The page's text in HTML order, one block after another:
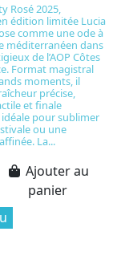
Rosé 2025,
édition limitée Lucia
comme une ode à
méditerranéen dans
de l’AOP Côtes
Format magistral
moments, il
précise,
et finale
pour sublimer
ou une
La...
Ajouter au
panier